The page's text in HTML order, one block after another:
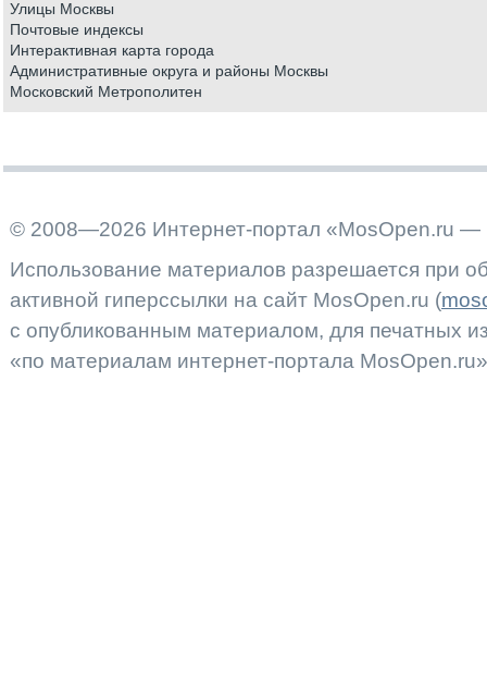
Улицы Москвы
Почтовые индексы
Интерактивная карта города
Административные округа и районы Москвы
Московский Метрополитен
© 2008—2026 Интернет-портал «MosOpen.ru —
Использование материалов разрешается при
активной гиперссылки на сайт MosOpen.ru (
с опубликованным материалом, для печатных
«по материалам интернет-портала